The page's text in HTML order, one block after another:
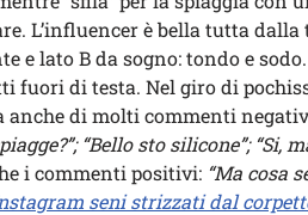
L’influencer è bella tutta
e lato B da sogno: tondo e
fuori di testa. Nel giro di
anche di molti commenti
“Bello sto silicone”; “Si,
i commenti positivi: “Ma cosa
seni strizzati dal